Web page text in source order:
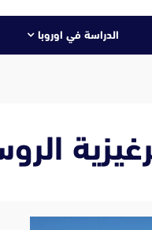
الدراسة في اوروبا